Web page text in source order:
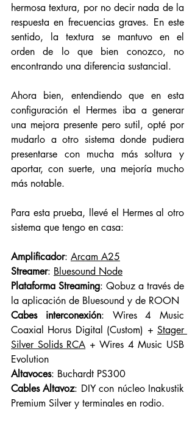
hermosa textura, por no decir nada de la
respuesta en frecuencias graves. En este
sentido, la textura se mantuvo en el
orden de lo que bien conozco, no
encontrando una diferencia sustancial.
Ahora bien, entendiendo que en esta
configuración el Hermes iba a generar
una mejora presente pero sutil, opté por
mudarlo a otro sistema donde pudiera
presentarse con mucha más soltura y
aportar, con suerte, una mejoría mucho
más notable.
Para esta prueba, llevé el Hermes al otro
sistema que tengo en casa:
Amplificador: Arcam A25
Streamer: Bluesound Node
Plataforma Streaming: Qobuz a través de
la aplicación de Bluesound y de ROON
Cabes interconexión: Wires 4 Music
Coaxial Horus Digital (Custom) + Stager
Silver Solids RCA + Wires 4 Music USB
Evolution
Altavoces: Buchardt PS300
Cables Altavoz: DIY con núcleo Inakustik
Premium Silver y terminales en rodio.